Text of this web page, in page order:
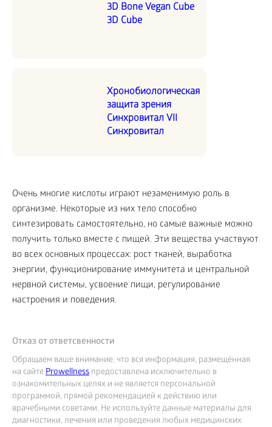
3D Bone Vegan Cube
3D Cube
Хронобиологическая
защита зрения
Синхровитал VII
Синхровитал
Очень многие кислоты играют незаменимую роль в
организме. Некоторые из них тело способно
синтезировать самостоятельно, но самые важные можно
получить только вместе с пищей. Эти вещества участвуют
во всех основных процессах: рост тканей, выработка
энергии, функционирование иммунитета и центральной
нервной системы, усвоение пищи, регулирование
настроения и поведения.
Отказ от ответсвенности
Обращаем ваше внимание, что вся информация, размещённая
на сайтеProwellness предоставлена исключительно в
ознакомительных целях и не является персональной
программой, прямой рекомендацией к действию или
врачебными советами. Не используйте данные материалы для
диагностики, лечения или проведения любых медицинских